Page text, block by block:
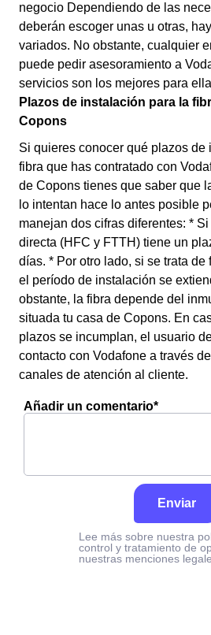
negocio Dependiendo de las
deberán escoger unas u otras,
variados. No obstante, cualquier
puede pedir asesoramiento a
servicios son los mejores para
Plazos de instalación para la
Copons
Si quieres conocer qué plazos de
fibra que has contratado con
de Copons tienes que saber que
lo intentan hace lo antes posible
manejan dos cifras diferentes: *
directa (HFC y FTTH) tiene un
días. * Por otro lado, si se trata
el período de instalación se
obstante, la fibra depende del
situada tu casa de Copons. En
plazos se incumplan, el usuario
contacto con Vodafone a través
canales de atención al cliente.
Añadir un comentario*
Enviar
Lee más sobre nuestra
control y tratamiento de
nuestras menciones